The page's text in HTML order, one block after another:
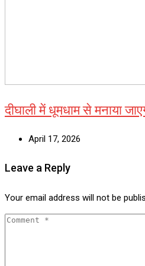
दीघाली में धूमधाम से मनाया
April 17, 2026
Leave a Reply
Your email address will not be